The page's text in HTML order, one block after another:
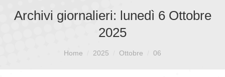
ASSOCIAZIONE
ISCRIZIONE E VANTAGGI
Archivi giornalieri: lunedì 6 Ottobre
2025
Home 2025 Ottobre 06